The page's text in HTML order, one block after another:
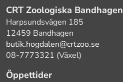
CRT Zoologiska Bandhagen
Harpsundsvägen 185
12459 Bandhagen
butik.hogdalen@crtzoo.se
08-7773321 (Växel)
Öppettider